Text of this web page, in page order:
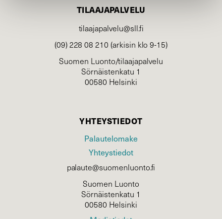
TILAAJAPALVELU
tilaajapalvelu@sll.fi
(09) 228 08 210 (arkisin klo 9-15)
Suomen Luonto/tilaajapalvelu
Sörnäistenkatu 1
00580 Helsinki
YHTEYSTIEDOT
Palautelomake
Yhteystiedot
palaute@suomenluonto.fi
Suomen Luonto
Sörnäistenkatu 1
00580 Helsinki